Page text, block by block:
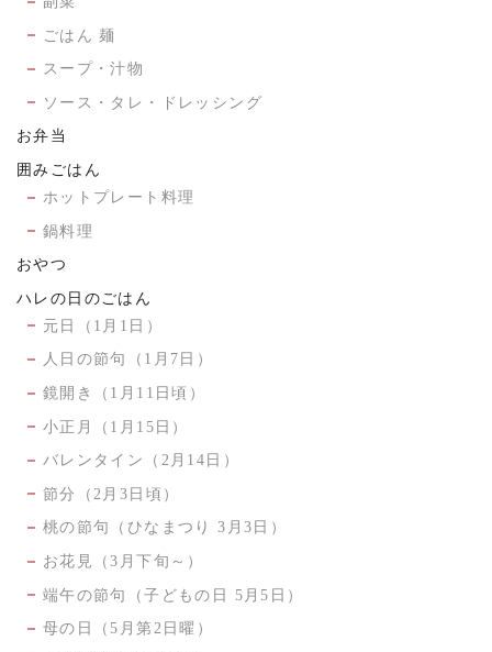
ごはん 麺
スープ・汁物
ソース・タレ・ドレッシング
お弁当
囲みごはん
ホットプレート料理
鍋料理
おやつ
ハレの日のごはん
元日（1月1日）
人日の節句（1月7日）
鏡開き（1月11日頃）
小正月（1月15日）
バレンタイン（2月14日）
節分（2月3日頃）
桃の節句（ひなまつり 3月3日）
お花見（3月下旬～）
端午の節句（子どもの日 5月5日）
母の日（5月第2日曜）